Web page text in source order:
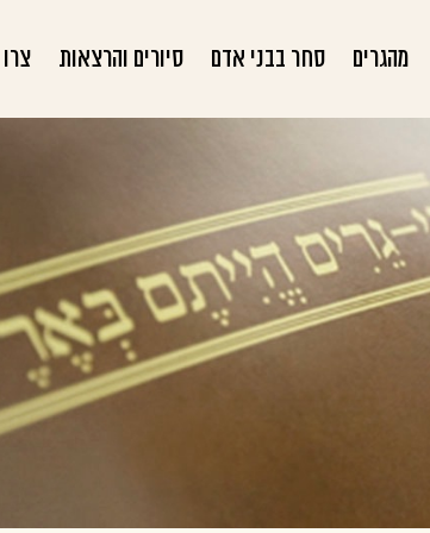
מהגרים סחר בבני אדם סיורים והרצאות